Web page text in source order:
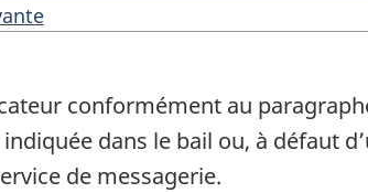
de
conformément au
dans le bail ou, à défaut
de messagerie.